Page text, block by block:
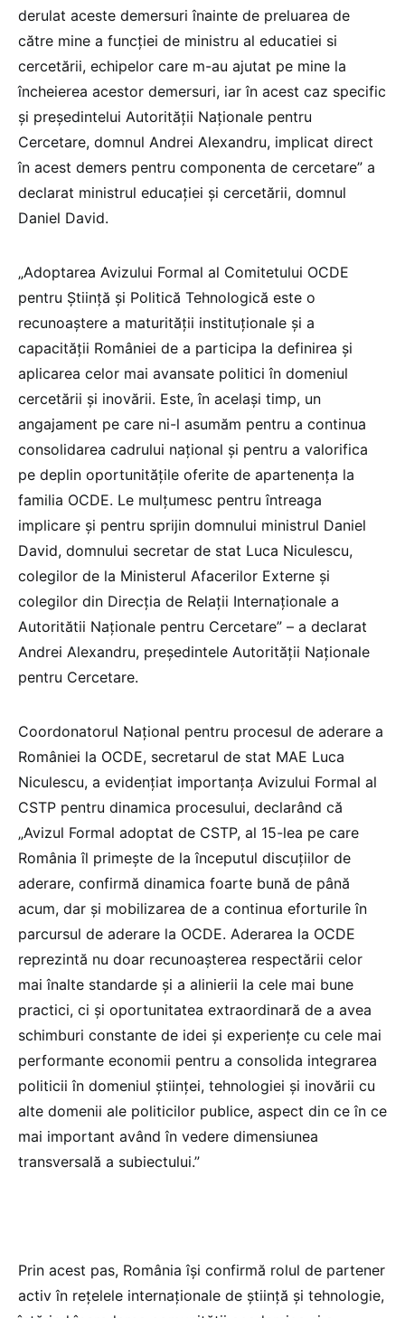
derulat aceste demersuri înainte de preluarea de
către mine a funcției de ministru al educatiei si
cercetării, echipelor care m-au ajutat pe mine la
încheierea acestor demersuri, iar în acest caz specific
și președintelui Autorității Naționale pentru
Cercetare, domnul Andrei Alexandru, implicat direct
în acest demers pentru componenta de cercetare” a
declarat ministrul educației și cercetării, domnul
Daniel David.
„Adoptarea Avizului Formal al Comitetului OCDE
pentru Știință și Politică Tehnologică este o
recunoaștere a maturității instituționale și a
capacității României de a participa la definirea și
aplicarea celor mai avansate politici în domeniul
cercetării și inovării. Este, în același timp, un
angajament pe care ni-l asumăm pentru a continua
consolidarea cadrului național și pentru a valorifica
pe deplin oportunitățile oferite de apartenența la
familia OCDE. Le mulțumesc pentru întreaga
implicare și pentru sprijin domnului ministrul Daniel
David, domnului secretar de stat Luca Niculescu,
colegilor de la Ministerul Afacerilor Externe și
colegilor din Direcția de Relații Internaționale a
Autoritătii Naționale pentru Cercetare” – a declarat
Andrei Alexandru, președintele Autorității Naționale
pentru Cercetare.
Coordonatorul Național pentru procesul de aderare a
României la OCDE, secretarul de stat MAE Luca
Niculescu, a evidențiat importanța Avizului Formal al
CSTP pentru dinamica procesului, declarând că
„Avizul Formal adoptat de CSTP, al 15-lea pe care
România îl primește de la începutul discuțiilor de
aderare, confirmă dinamica foarte bună de până
acum, dar și mobilizarea de a continua eforturile în
parcursul de aderare la OCDE. Aderarea la OCDE
reprezintă nu doar recunoașterea respectării celor
mai înalte standarde și a alinierii la cele mai bune
practici, ci și oportunitatea extraordinară de a avea
schimburi constante de idei și experiențe cu cele mai
performante economii pentru a consolida integrarea
politicii în domeniul științei, tehnologiei și inovării cu
alte domenii ale politicilor publice, aspect din ce în ce
mai important având în vedere dimensiunea
transversală a subiectului.”
Prin acest pas, România își confirmă rolul de partener
activ în rețelele internaționale de știință și tehnologie,